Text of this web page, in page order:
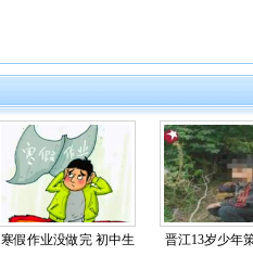
寒假作业没做完 初中生
晋江13岁少年